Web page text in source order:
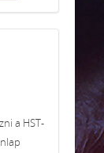
a HST-